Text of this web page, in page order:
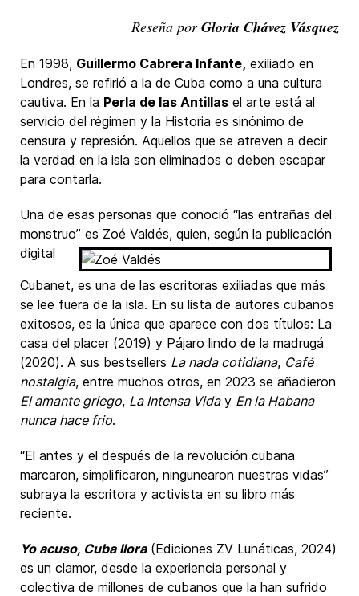
Reseña porGloria Chávez Vásquez
En 1998, Guillermo Cabrera Infante, exiliado en
Londres, se refirió a la de Cuba como a una cultura
cautiva. En la Perla de las Antillas el arte está al
servicio del régimen y la Historia es sinónimo de
censura y represión. Aquellos que se atreven a decir
la verdad en la isla son eliminados o deben escapar
para contarla.
Una de esas personas que conoció “las entrañas del
monstruo” es Zoé Valdés, quien, según la publicación
digital
Cubanet, es una de las escritoras exiliadas que más
se lee fuera de la isla. En su lista de autores cubanos
exitosos, es la única que aparece con dos títulos: La
casa del placer (2019) y Pájaro lindo de la madrugá
(2020). A sus bestsellers La nada cotidiana, Café
nostalgia, entre muchos otros, en 2023 se añadieron
El amante griego, La Intensa Viday En la Habana
nunca hace frio.
“El antes y el después de la revolución cubana
marcaron, simplificaron, ningunearon nuestras vidas”
subraya la escritora y activista en su libro más
reciente.
Yo acuso, Cuba llora(Ediciones ZV Lunáticas, 2024)
es un clamor, desde la experiencia personal y
colectiva de millones de cubanos que la han sufrido